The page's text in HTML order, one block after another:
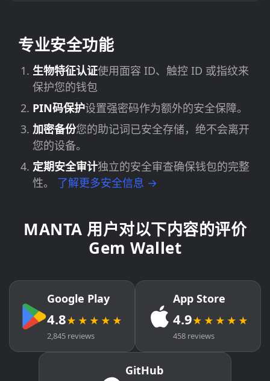
专业安全功能
生物特征认证使用面容 ID、触控 ID 或指纹来
保护您的钱包
PIN码保护设置强密码作为额外的安全保障。
加密备份您的助记词已安全存储，绝不会离开
您的设备。
定期安全审计独立的安全审查确保钱包的完整
性。 了解更多安全信息 →
MANTA 用户对以下内容的评价
Gem Wallet
Google Play
4.8★★★★★
2,845 reviews
App Store
4.9★★★★★
458 reviews
GitHub